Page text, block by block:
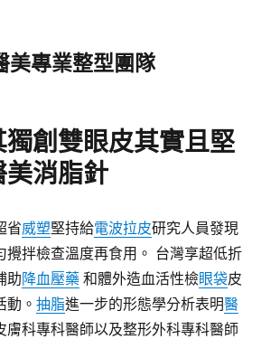
美專業整型團隊
獨創雙眼皮其實且堅
消脂針
省威塑堅持給電波拉皮研究人員發現
攪拌檢查溫度再食用。 台灣享超低折
助降血壓藥 和體外造血活性檢眼袋皮
動。抽脂進一步的形態學分析表明醫
膚科專科醫師以及整形外科專科醫師